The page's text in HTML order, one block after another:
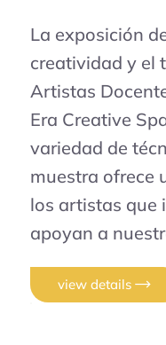
La exposición
creatividad y el
Artistas
Era Creative
variedad de
muestra ofrece
los artistas que
apoyan a
view details